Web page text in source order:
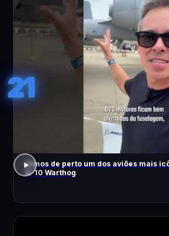
21
Vimos de perto um dos aviões mais
A-10 Warthog